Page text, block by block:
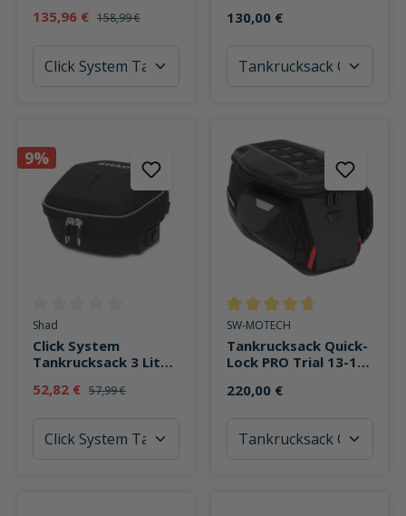
135,96 € 158,99 € 130,00 €
9%
Durchschnittliche Bewertung von 0 von 5 Sternen
Shad
Click System
Tankrucksack 3 Liter
52,82 € 57,99 €
Durchschnittliche Bewertung
SW-MOTECH
Tankrucksack Quick-
Lock PRO Trial 13-18
220,00 €